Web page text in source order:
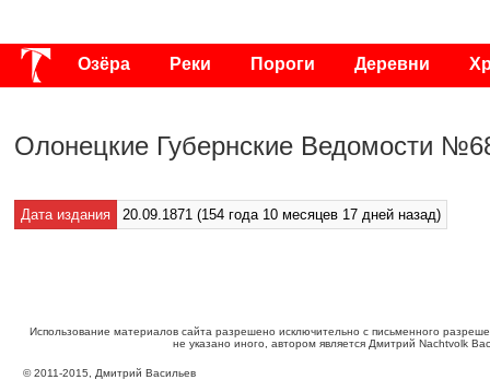
Озёра Реки Пороги Деревни
Олонецкие Губернские Ведомости
Дата издания 20.09.1871 (154 года 10 месяцев 17 дней назад)
Использование материалов сайта разрешено исключительно с письменного
не указано иного, автором является Дмитрий Nachtvolk
©2011-2015 , Дмитрий Васильев